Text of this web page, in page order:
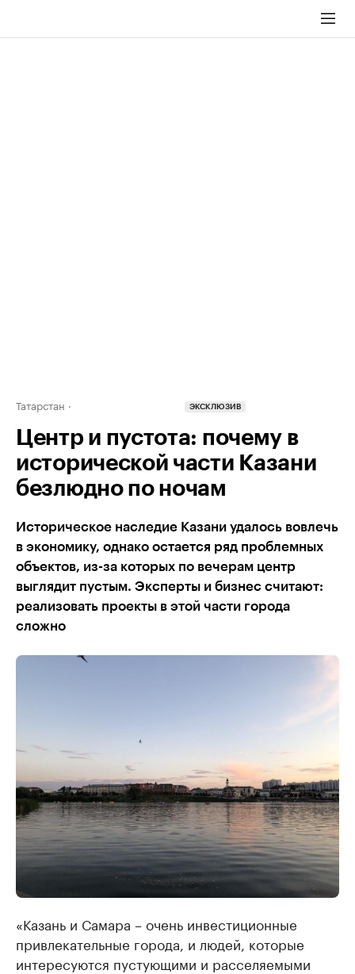
Татарстан ЭКСКЛЮЗИВ
Центр и пустота: почему в
исторической части Казани
безлюдно по ночам
Историческое наследие Казани удалось вовлечь
в экономику, однако остается ряд проблемных
объектов, из-за которых по вечерам центр
выглядит пустым. Эксперты и бизнес считают:
реализовать проекты в этой части города
сложно
«Казань и Самара – очень инвестиционные
привлекательные города, и людей, которые
интересуются пустующими и расселяемыми